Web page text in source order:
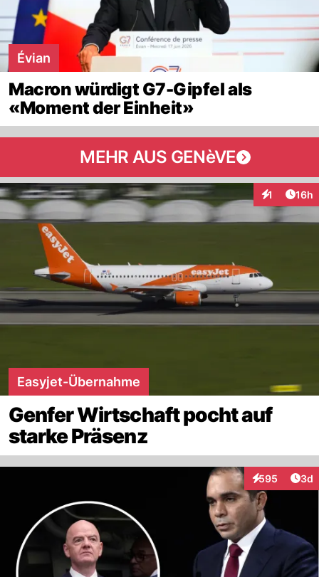
Évian
Macron würdigt G7-Gipfel als
«Moment der Einheit»
MEHR AUS GENèVE
1 16h
Easyjet-Übernahme
Genfer Wirtschaft pocht auf
starke Präsenz
595
Interaktionen
3d